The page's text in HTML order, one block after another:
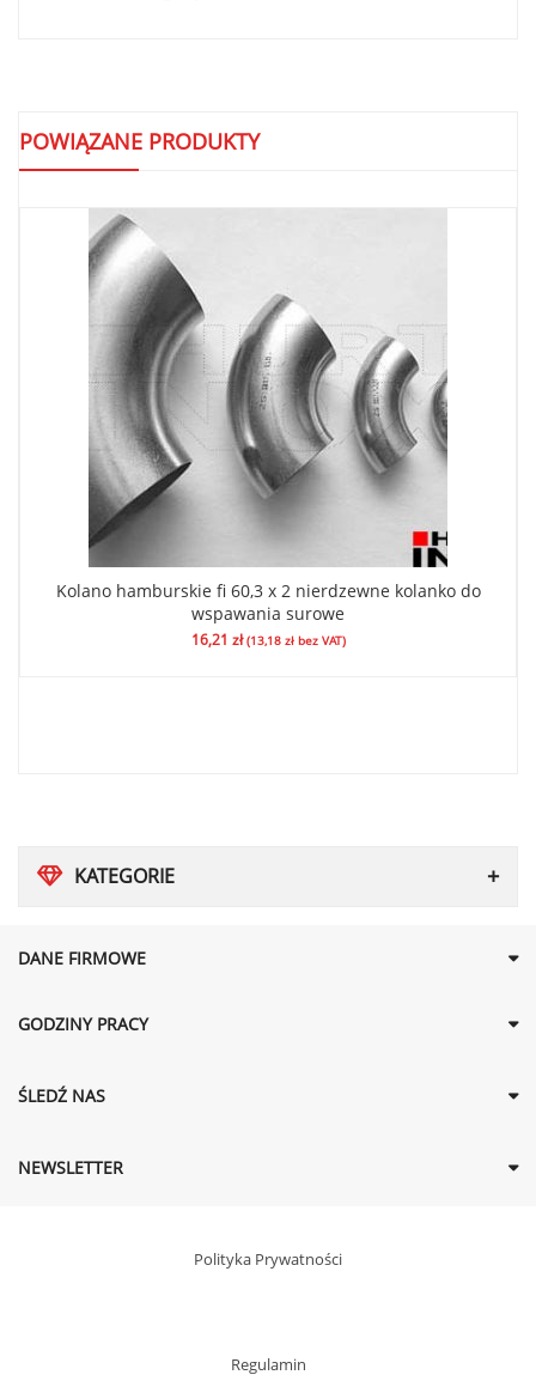
KATEGORIE
POWIĄZANE PRODUKTY
Kolano hamburskie fi 60,3 x 2 nierdzewne kolanko do
wspawania surowe
16,21 zł (13,18 złbez VAT)
DANE FIRMOWE
GODZINY PRACY
ŚLEDŹ NAS
NEWSLETTER
Polityka Prywatności
Regulamin